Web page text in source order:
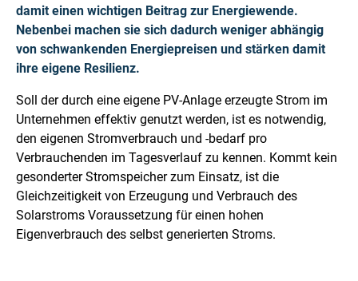
damit einen wichtigen Beitrag zur Energiewende.
Nebenbei machen sie sich dadurch weniger abhängig
von schwankenden Energiepreisen und stärken damit
ihre eigene Resilienz.
Soll der durch eine eigene PV-Anlage erzeugte Strom im
Unternehmen effektiv genutzt werden, ist es notwendig,
den eigenen Stromverbrauch und -bedarf pro
Verbrauchenden im Tagesverlauf zu kennen. Kommt kein
gesonderter Stromspeicher zum Einsatz, ist die
Gleichzeitigkeit von Erzeugung und Verbrauch des
Solarstroms Voraussetzung für einen hohen
Eigenverbrauch des selbst generierten Stroms.